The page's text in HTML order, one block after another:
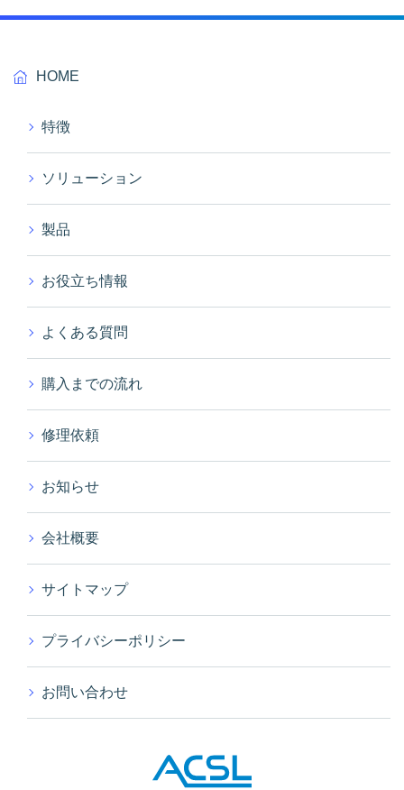
HOME
特徴
ソリューション
製品
お役立ち情報
よくある質問
購入までの流れ
修理依頼
お知らせ
会社概要
サイトマップ
プライバシーポリシー
お問い合わせ